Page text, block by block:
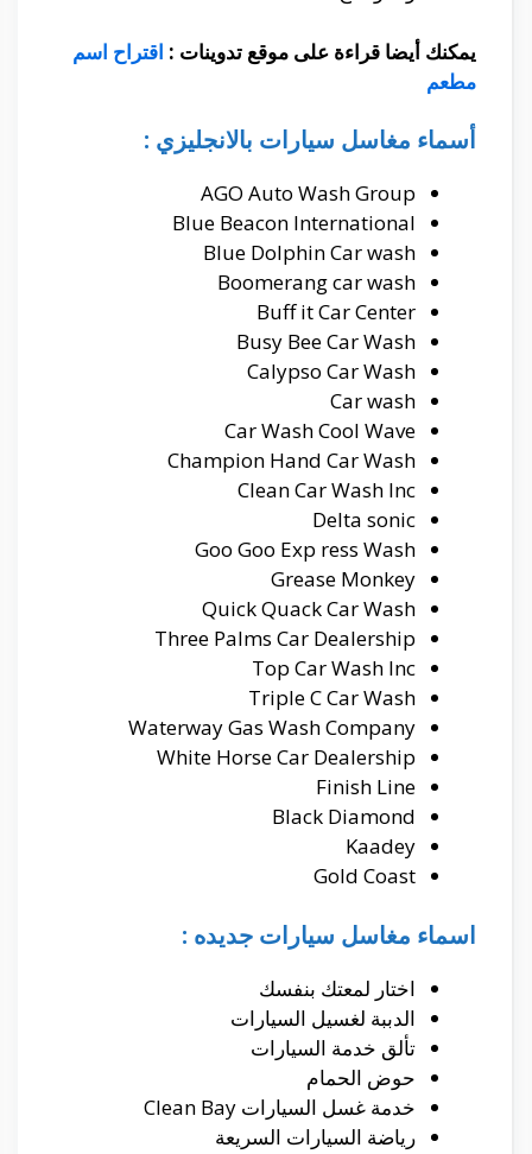
يمكنك أيضا قراءة على موقع تدوينات : اقتراح اسم
مطعم
أسماء مغاسل سيارات بالانجليزي :
AGO Auto Wash Group
Blue Beacon International
Blue Dolphin Car wash
Boomerang car wash
Buff it Car Center
Busy Bee Car Wash
Calypso Car Wash
Car wash
Car Wash Cool Wave
Champion Hand Car Wash
Clean Car Wash Inc
Delta sonic
Goo Goo Exp ress Wash
Grease Monkey
Quick Quack Car Wash
Three Palms Car Dealership
Top Car Wash Inc
Triple C Car Wash
Waterway Gas Wash Company
White Horse Car Dealership
Finish Line
Black Diamond
Kaadey
Gold Coast
اسماء مغاسل سيارات جديده :
اختار لمعتك بنفسك
الدببة لغسيل السيارات
تألق خدمة السيارات
حوض الحمام
خدمة غسل السيارات Clean Bay
رياضة السيارات السريعة